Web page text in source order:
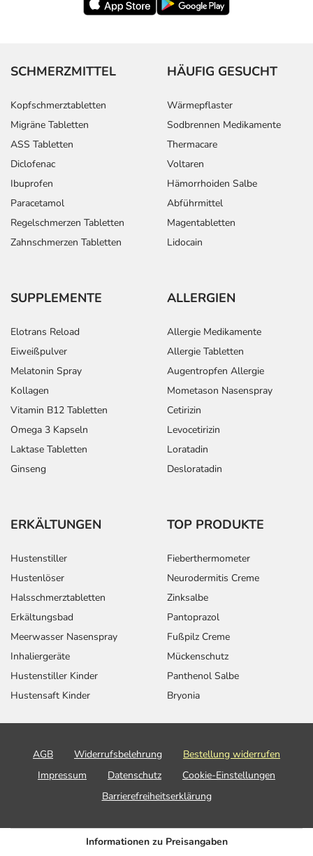
SCHMERZMITTEL
Kopfschmerztabletten
Migräne Tabletten
ASS Tabletten
Diclofenac
Ibuprofen
Paracetamol
Regelschmerzen Tabletten
Zahnschmerzen Tabletten
HÄUFIG GESUCHT
Wärmepflaster
Sodbrennen Medikamente
Thermacare
Voltaren
Hämorrhoiden Salbe
Abführmittel
Magentabletten
Lidocain
SUPPLEMENTE
Elotrans Reload
Eiweißpulver
Melatonin Spray
Kollagen
Vitamin B12 Tabletten
Omega 3 Kapseln
Laktase Tabletten
Ginseng
ALLERGIEN
Allergie Medikamente
Allergie Tabletten
Augentropfen Allergie
Mometason Nasenspray
Cetirizin
Levocetirizin
Loratadin
Desloratadin
ERKÄLTUNGEN
Hustenstiller
Hustenlöser
Halsschmerztabletten
Erkältungsbad
Meerwasser Nasenspray
Inhaliergeräte
Hustenstiller Kinder
Hustensaft Kinder
TOP PRODUKTE
Fieberthermometer
Neurodermitis Creme
Zinksalbe
Pantoprazol
Fußpilz Creme
Mückenschutz
Panthenol Salbe
Bryonia
AGB Widerrufsbelehrung
Bestellung widerrufen
Impressum
Datenschutz
Cookie-Einstellungen
Barrierefreiheitserklärung
Informationen zu Preisangaben